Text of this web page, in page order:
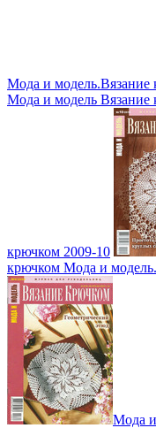
Мода и модель.Вязание
Мода и модель
крючком 2009-10
крючком Мода и
Мода